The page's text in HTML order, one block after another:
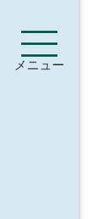
メニュー